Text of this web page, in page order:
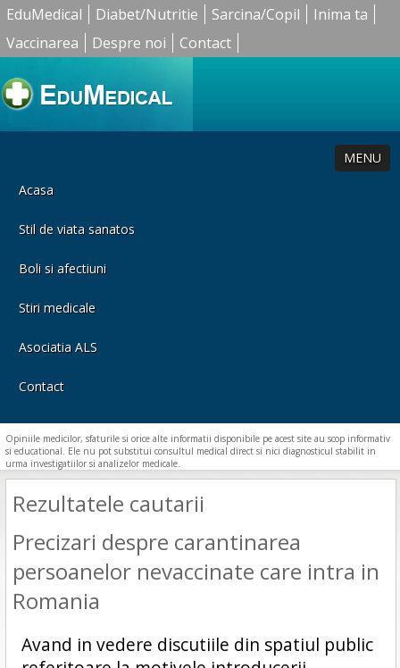
EduMedical Diabet/Nutritie Sarcina/Copil
Inima ta
Vaccinarea
Despre noi Contact
MENU
Acasa
Stil de viata sanatos
Boli si afectiuni
Stiri medicale
Asociatia ALS
Contact
Opiniile medicilor, sfaturile si orice alte informatii disponibile pe acest site au scop informativ
si educational. Ele nu pot substitui consultul medical direct si nici diagnosticul stabilit in
urma investigatiilor si analizelor medicale.
Rezultatele cautarii
Precizari despre carantinarea
persoanelor nevaccinate care intra in
Romania
Avand in vedere discutiile din spatiul public